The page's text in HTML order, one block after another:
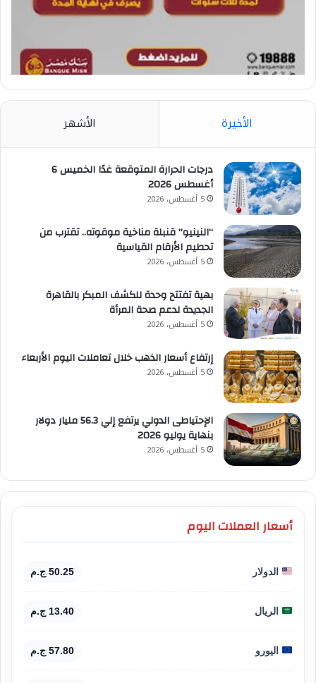
الأخيرة الأشهر
درجات الحرارة المتوقعة غدًا الخميس 6
أغسطس 2026
5 أغسطس، 2026
“النينيو” قنبلة مناخية موقوته.. تقترب من
تحطيم الأرقام القياسية
5 أغسطس، 2026
بهية تفتتح وحدة للكشف المبكر بالقاهرة
الجديدة لدعم صحة المرأة
5 أغسطس، 2026
إرتفاع أسعار الذهب خلال تعاملات اليوم الأربعاء
5 أغسطس، 2026
الإحتياطى الدولي يرتفع إلي 56.3 مليار دولار
بنهاية يوليو 2026
5 أغسطس، 2026
أسعار العملات اليوم
الدولار 50.25 ج.م
الريال 13.40 ج.م
اليورو 57.80 ج.م